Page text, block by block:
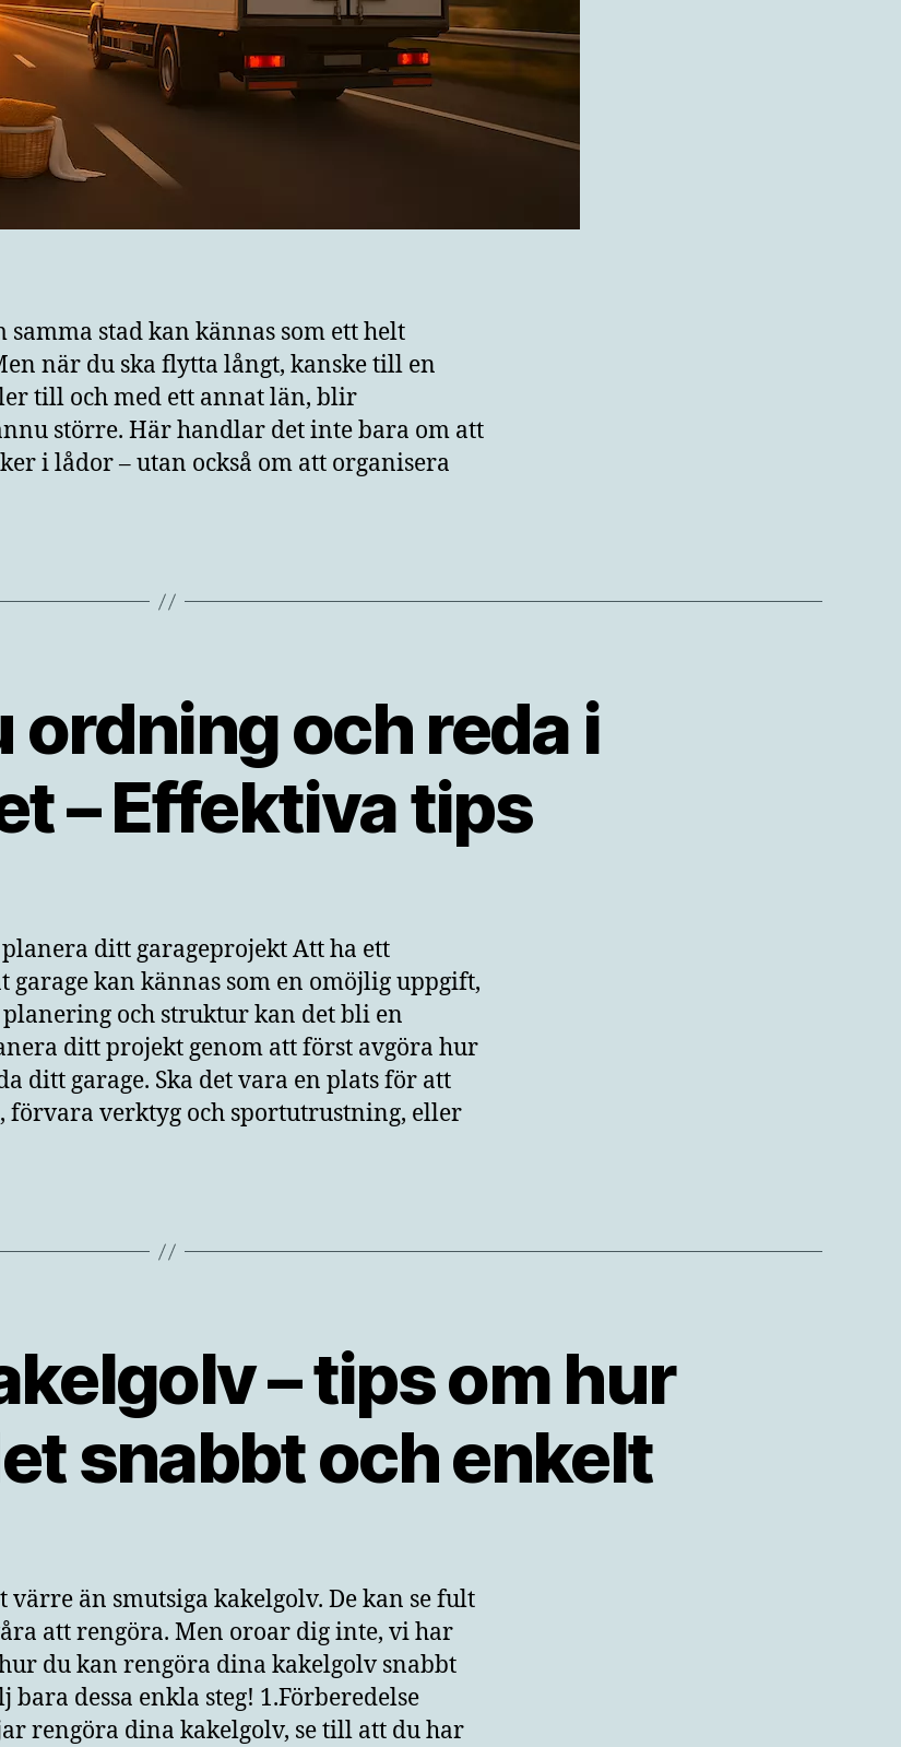
stad kan kännas som ett helt
när du ska flytta långt, kanske till en
till och med ett annat län, blir
större. Här handlar det inte bara om att
i lådor – utan också om att organisera
ordning och reda i
– Effektiva tips
ditt garageprojekt Att ha ett
garage kan kännas som en omöjlig uppgift,
och struktur kan det bli en
ditt projekt genom att först avgöra hur
ditt garage. Ska det vara en plats för att
förvara verktyg och sportutrustning, eller
– tips om hur
snabbt och enkelt
värre än smutsiga kakelgolv. De kan se fult
att rengöra. Men oroar dig inte, vi har
du kan rengöra dina kakelgolv snabbt
bara dessa enkla steg! 1.Förberedelse
rengöra dina kakelgolv, se till att du har